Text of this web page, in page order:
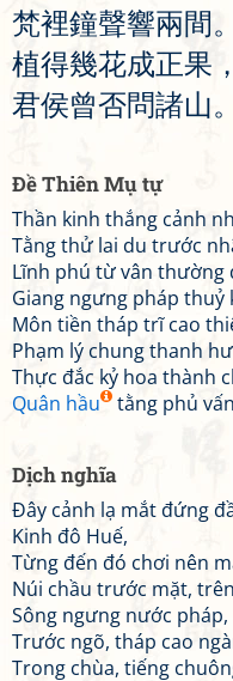
梵裡鐘聲響兩間。
植得幾花成正果 ，
君侯曾否問諸山。
Đề Thiên Mụ tự
Thần kinh thắng cảnh
Tằng thử lai du trước
Lĩnh phú từ vân thường
Giang ngưng pháp thuỷ
Môn tiền tháp trĩ cao
Phạm lý chung thanh
Thực đắc kỷ hoa thành
Quân hầu
tằng phủ
Dịch nghĩa
Đây cảnh lạ mắt đứng
Kinh đô Huế,
Từng đến đó chơi nên
Núi chầu trước mặt,
Sông ngưng nước
Trước ngõ, tháp cao
Trong chùa, tiếng